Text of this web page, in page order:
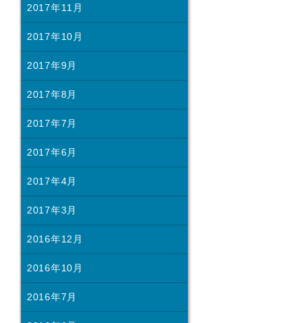
2017年11月
2017年10月
2017年9月
2017年8月
2017年7月
2017年6月
2017年4月
2017年3月
2016年12月
2016年10月
2016年7月